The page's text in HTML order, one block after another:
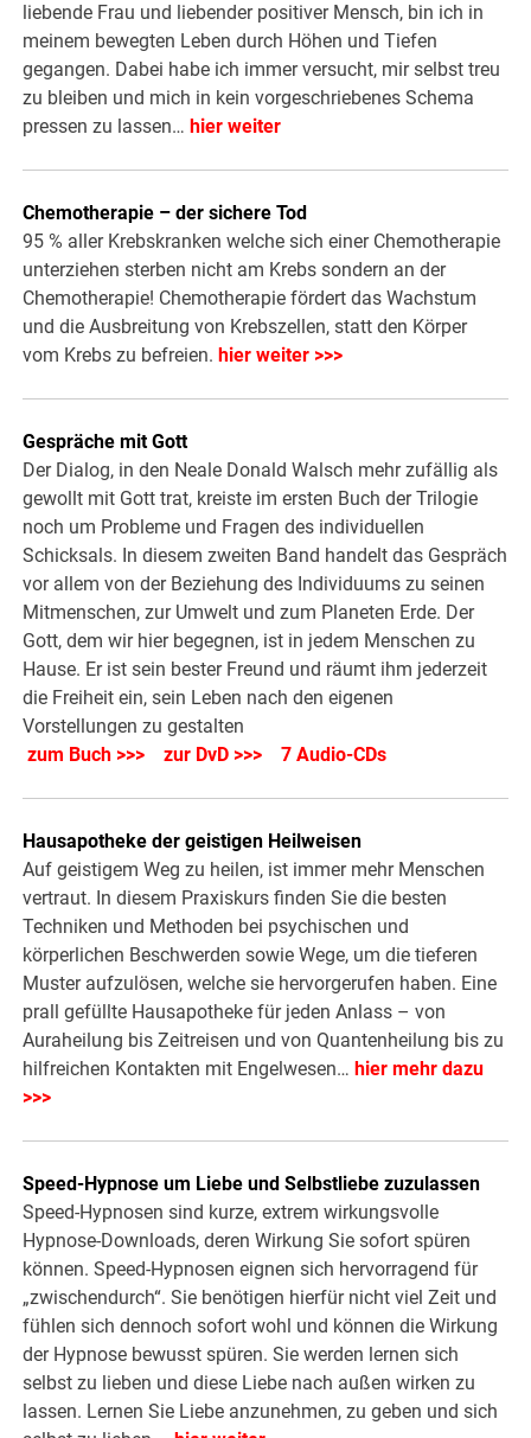
liebende Frau und liebender positiver Mensch, bin ich in
meinem bewegten Leben durch Höhen und Tiefen
gegangen. Dabei habe ich immer versucht, mir selbst treu
zu bleiben und mich in kein vorgeschriebenes Schema
pressen zu lassen… hier weiter
Chemotherapie – der sichere Tod
95 % aller Krebskranken welche sich einer Chemotherapie
unterziehen sterben nicht am Krebs sondern an der
Chemotherapie! Chemotherapie fördert das Wachstum
und die Ausbreitung von Krebszellen, statt den Körper
vom Krebs zu befreien. hier weiter >>>
Gespräche mit Gott
Der Dialog, in den Neale Donald Walsch mehr zufällig als
gewollt mit Gott trat, kreiste im ersten Buch der Trilogie
noch um Probleme und Fragen des individuellen
Schicksals. In diesem zweiten Band handelt das Gespräch
vor allem von der Beziehung des Individuums zu seinen
Mitmenschen, zur Umwelt und zum Planeten Erde. Der
Gott, dem wir hier begegnen, ist in jedem Menschen zu
Hause. Er ist sein bester Freund und räumt ihm jederzeit
die Freiheit ein, sein Leben nach den eigenen
Vorstellungen zu gestalten
zum Buch >>>
zur DvD >>> 7 Audio-CDs
Hausapotheke der geistigen Heilweisen
Auf geistigem Weg zu heilen, ist immer mehr Menschen
vertraut. In diesem Praxiskurs finden Sie die besten
Techniken und Methoden bei psychischen und
körperlichen Beschwerden sowie Wege, um die tieferen
Muster aufzulösen, welche sie hervorgerufen haben. Eine
prall gefüllte Hausapotheke für jeden Anlass – von
Auraheilung bis Zeitreisen und von Quantenheilung bis zu
hilfreichen Kontakten mit Engelwesen… hier mehr dazu
>>>
Speed-Hypnose um Liebe und Selbstliebe zuzulassen
Speed-Hypnosen sind kurze, extrem wirkungsvolle
Hypnose-Downloads, deren Wirkung Sie sofort spüren
können. Speed-Hypnosen eignen sich hervorragend für
„zwischendurch“. Sie benötigen hierfür nicht viel Zeit und
fühlen sich dennoch sofort wohl und können die Wirkung
der Hypnose bewusst spüren. Sie werden lernen sich
selbst zu lieben und diese Liebe nach außen wirken zu
lassen. Lernen Sie Liebe anzunehmen, zu geben und sich